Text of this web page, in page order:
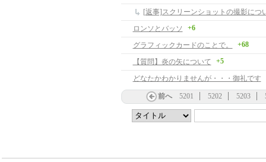
[返事]スクリーンショットの撮影につ
ロンソとバッソ
+6
グラフィックカードのことで。 +68
【質問】炎の矢について +5
どなたかわかりませんが・・・御礼です
前へ 5201 5202 5203